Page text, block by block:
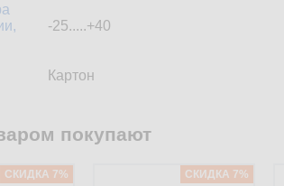
-25.....+40
Картон
покупают
CКИДКА 7% CКИДКА 7%